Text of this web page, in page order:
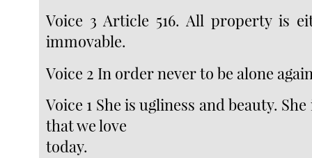
Voice 3 Article 516. All property is
immovable.
Voice 2 In order never to be alone
Voice 1 She is ugliness and beauty.
that we love
today.